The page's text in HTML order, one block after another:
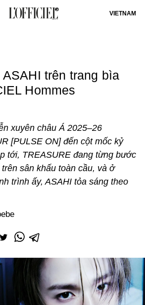
VIETNAM
trên trang bìa
Hommes
xuyên châu Á 2025–26
[PULSE ON] đến cột mốc kỷ
tới, TREASURE đang từng bước
sân khấu toàn cầu, và ở
trình ấy, ASAHI tỏa sáng theo